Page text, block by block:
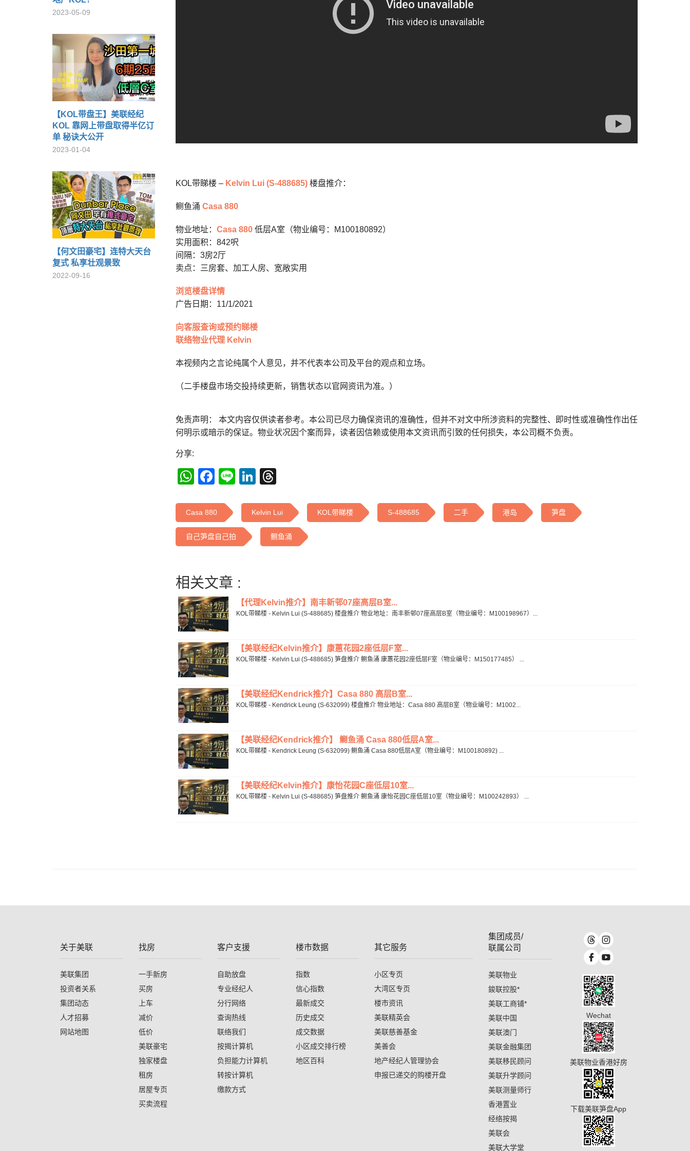
2023-05-09
【KOL带盘王】美联经纪
KOL 靠网上带盘取得半亿订
单 秘诀大公开
2023-01-04
【何文田豪宅】连特大天台
复式 私享壮观景致
2022-09-16
KOL带睇楼 – Kelvin Lui (S-488685) 楼盘推介：
鲗鱼涌 Casa 880
物业地址： Casa 880 低层A室（物业编号：M100180892）
实用面积：842呎
间隔：3房2厅
卖点：三房套、加工人房、宽敞实用
浏览楼盘详情
广告日期：11/1/2021
向客服查询或预约睇楼
联络物业代理 Kelvin
本视频内之言论纯属个人意见，并不代表本公司及平台的观点和立场。
（二手楼盘巿场交投持续更新，销售状态以官网资讯为准。）
免责声明： 本文内容仅供读者参考。本公司已尽力确保资讯的准确性，但并不对文中所涉资料的完整性、即时性或准确性作出任
何明示或暗示的保证。物业状况因个案而异，读者因信赖或使用本文资讯而引致的任何损失，本公司概不负责。
分享:
WhatsApp
Facebook
LineLinkedIn
Casa 880 Kelvin Lui KOL带睇楼 S-488685 二手 港岛 笋盘
自己笋盘自己拍 鲗鱼涌
相关文章 :
【代理Kelvin推介】南丰新邨07座高层B室...
KOL带睇楼 - Kelvin Lui (S-488685) 楼盘推介 物业地址：南丰新邨07座高层B室（物业编号：M100198967）...
【美联经纪Kelvin推介】康蕙花园2座低层F室...
KOL带睇楼 - Kelvin Lui (S-488685) 笋盘推介 鲗鱼涌 康蕙花园2座低层F室（物业编号：M150177485） ...
【美联经纪Kendrick推介】Casa 880 高层B室...
KOL带睇楼 - Kendrick Leung (S-632099) 楼盘推介 物业地址：Casa 880 高层B室（物业编号：M1002...
【美联经纪Kendrick推介​】 鲗鱼涌 Casa 880低层A室...
KOL带睇楼 - Kendrick Leung (S-632099) 鲗鱼涌 Casa 880低层A室（物业编号：M100180892) ...
【美联经纪Kelvin推介】康怡花园C座低层10室...
KOL带睇楼 - Kelvin Lui (S-488685) 笋盘推介 鲗鱼涌 康怡花园C座低层10室（物业编号：M100242893） ...
关于美联
美联集团
投资者关系
集团动态
人才招募
网站地图
找房
一手新房
买房
上车
减价
低价
美联豪宅
独家楼盘
租房
居屋专页
买卖流程
客户支援
自助放盘
专业经纪人
分行网络
查询热线
联络我们
按揭计算机
负担能力计算机
转按计算机
缴款方式
楼市数据
指数
信心指数
最新成交
历史成交
成交数据
小区成交排行榜
地区百科
其它服务
小区专页
大湾区专页
楼市资讯
美联精英会
美联慈善基金
美善会
地产经纪人管理协会
申报已递交的购楼开盘
集团成员/
联属公司
美联物业
鋑联控股*
美联工商铺*
美联中国
美联澳门
美联金融集团
美联移民顾问
美联升学顾问
美联测量师行
香港置业
经络按揭
美联会
美联大学堂
Wechat
美联物业香港好房
下载美联笋盘App